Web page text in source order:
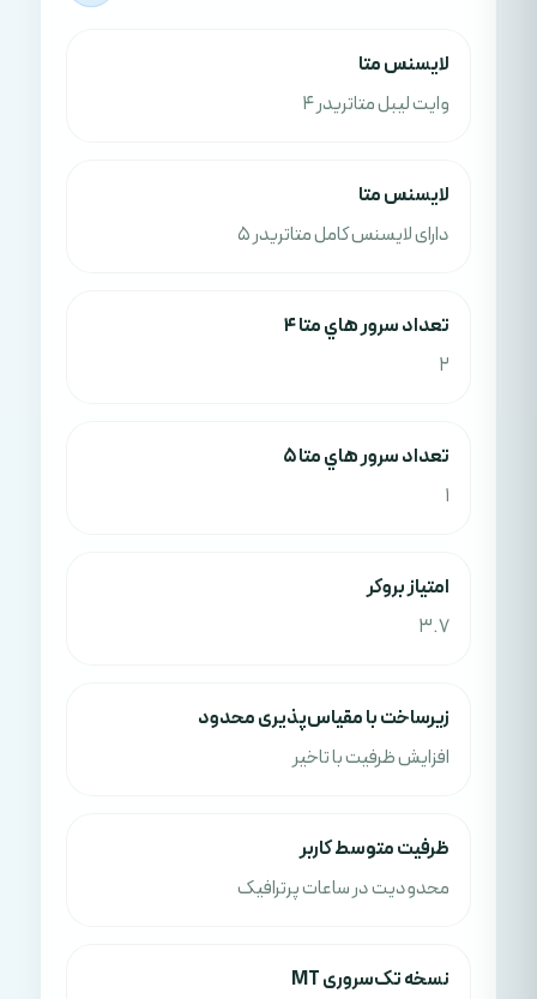
لايسنس متا
وایت لیبل متاتریدر 4
لايسنس متا
دارای لایسنس کامل متاتریدر 5
تعداد سرور هاي متا 4
2
تعداد سرور هاي متا 5
1
امتياز بروکر
3.7
زیرساخت با مقیاس‌پذیری محدود
افزایش ظرفیت با تاخیر
ظرفیت متوسط کاربر
محدودیت در ساعات پرترافیک
نسخه تک‌سروری MT